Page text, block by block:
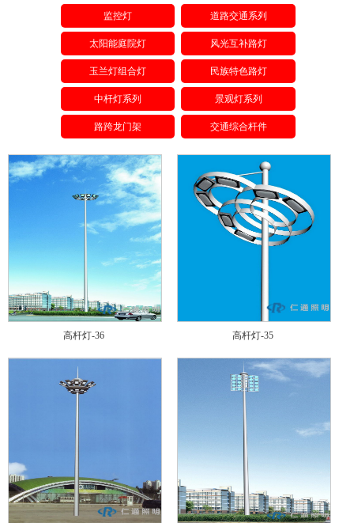
监控灯 道路交通系列
太阳能庭院灯 风光互补路灯
玉兰灯组合灯 民族特色路灯
中杆灯系列 景观灯系列
路跨龙门架 交通综合杆件
高杆灯-36 高杆灯-35